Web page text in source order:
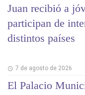
Juan recibió a
participan de
distintos países
7 de agosto de 2026
El Palacio